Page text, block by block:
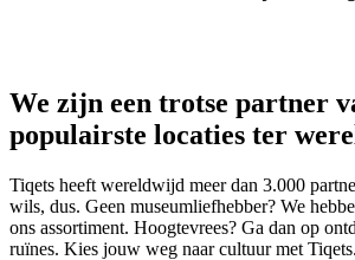
We zijn een trotse partner
populairste locaties ter
Tiqets heeft wereldwijd meer dan 3.000
wils, dus. Geen museumliefhebber? We
ons assortiment. Hoogtevrees? Ga dan op
ruïnes. Kies jouw weg naar cultuur met Tiqets.